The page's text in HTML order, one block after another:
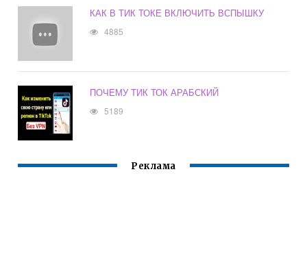
КАК В ТИК ТОКЕ ВКЛЮЧИТЬ ВСПЫШКУ
4885
ПОЧЕМУ ТИК ТОК АРАБСКИЙ
5189
Реклама